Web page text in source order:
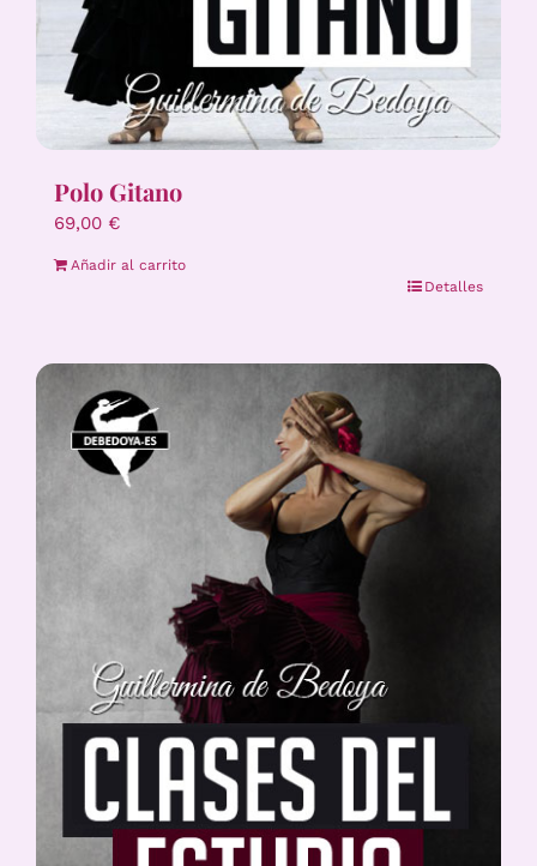
Polo Gitano
69,00 €
Añadir al carrito
Detalles